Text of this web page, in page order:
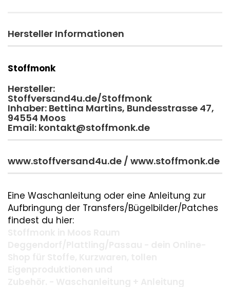
Hersteller Informationen
Stoffmonk
Hersteller:
Stoffversand4u.de/Stoffmonk
Inhaber: Bettina Martins, Bundesstrasse 47,
94554 Moos
Email: kontakt@stoffmonk.de
www.stoffversand4u.de / www.stoffmonk.de
Eine Waschanleitung oder eine Anleitung zur
Aufbringung der Transfers/Bügelbilder/Patches
findest du hier: